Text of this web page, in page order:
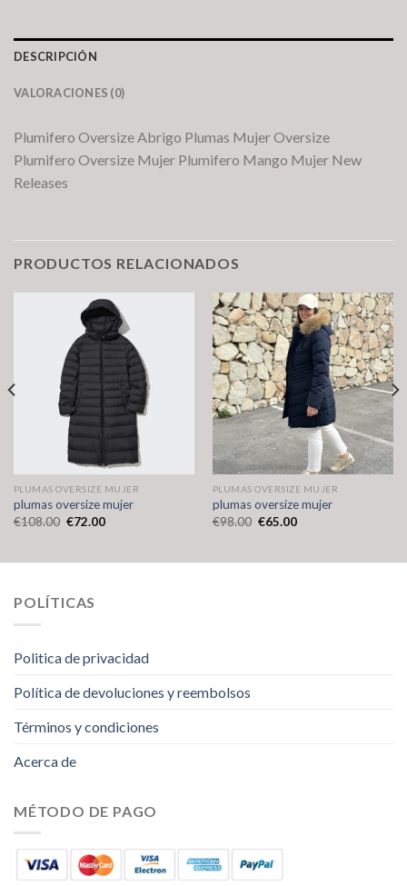
DESCRIPCIÓN
VALORACIONES (0)
Plumifero Oversize Abrigo Plumas Mujer Oversize
Plumifero Oversize Mujer Plumifero Mango Mujer New
Releases
PRODUCTOS RELACIONADOS
PLUMAS OVERSIZE MUJER
plumas oversize mujer
€108.00 €72.00
PLUMAS OVERSIZE MUJER
plumas oversize mujer
€98.00 €65.00
POLÍTICAS
Politica de privacidad
Política de devoluciones y reembolsos
Términos y condiciones
Acerca de
MÉTODO DE PAGO